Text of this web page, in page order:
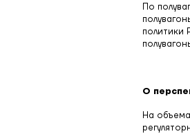
По
политики
О
На